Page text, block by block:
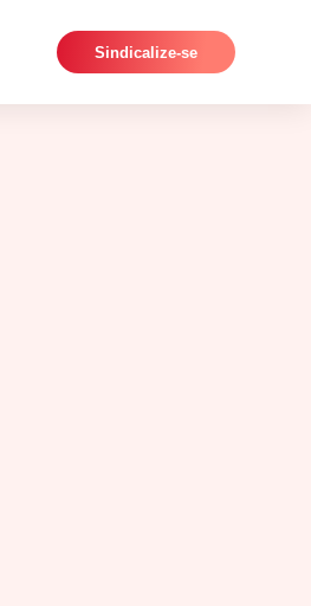
Sindicalize-se
Pesquisar